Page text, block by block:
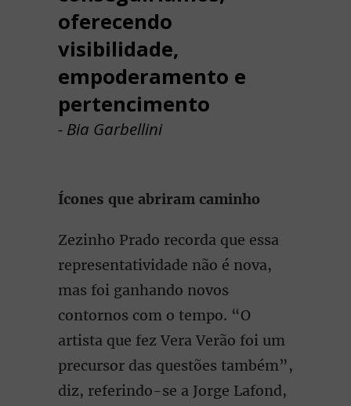
oferecendo
visibilidade,
empoderamento e
pertencimento
- Bia Garbellini
Ícones que abriram caminho
Zezinho Prado recorda que essa
representatividade não é nova,
mas foi ganhando novos
contornos com o tempo. “O
artista que fez Vera Verão foi um
precursor das questões também”,
diz, referindo-se a Jorge Lafond,